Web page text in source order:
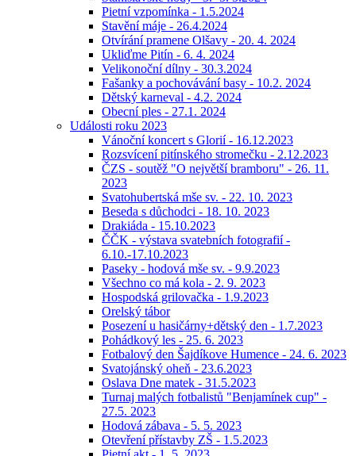
Pietní vzpomínka - 1.5.2024
Stavění máje - 26.4.2024
Otvírání pramene Olšavy - 20. 4. 2024
Ukliďme Pitín - 6. 4. 2024
Velikonoční dílny - 30.3.2024
Fašanky a pochovávání basy - 10.2. 2024
Dětský karneval - 4.2. 2024
Obecní ples - 27.1. 2024
Události roku 2023
Vánoční koncert s Glorií - 16.12.2023
Rozsvícení pitínského stromečku - 2.12.2023
ČZS - soutěž "O největší bramboru" - 26. 11.
2023
Svatohubertská mše sv. - 22. 10. 2023
Beseda s důchodci - 18. 10. 2023
Drakiáda - 15.10.2023
ČČK - výstava svatebních fotografií -
6.10.-17.10.2023
Paseky - hodová mše sv. - 9.9.2023
Všechno co má kola - 2. 9. 2023
Hospodská grilovačka - 1.9.2023
Orelský tábor
Posezení u hasičárny+dětský den - 1.7.2023
Pohádkový les - 25. 6. 2023
Fotbalový den Šajdíkove Humence - 24. 6. 2023
Svatojánský oheň - 23.6.2023
Oslava Dne matek - 31.5.2023
Turnaj malých fotbalistů "Benjamínek cup" -
27.5. 2023
Hodová zábava - 5. 5. 2023
Otevření přístavby ZŠ - 1.5.2023